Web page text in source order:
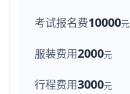
考试报名费10000元
服装费用2000元
行程费用3000元